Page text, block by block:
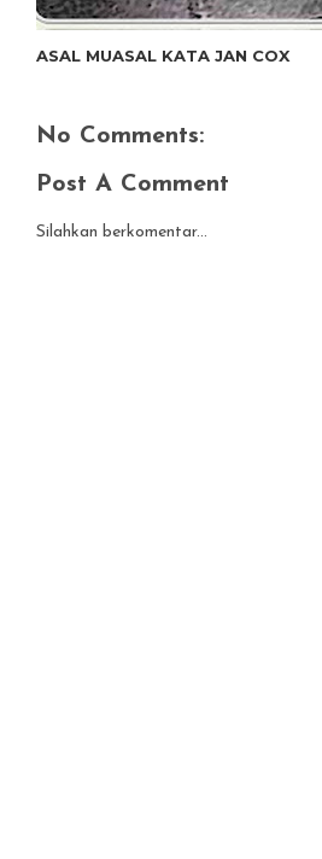
ASAL MUASAL KATA JAN COX
No Comments:
Post A Comment
Silahkan berkomentar...